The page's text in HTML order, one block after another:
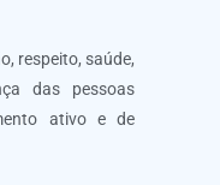
respeito, saúde,
das pessoas
ativo e de